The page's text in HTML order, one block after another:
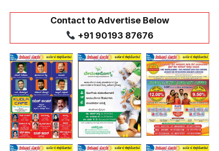
Contact to Advertise Below
+91 90193 87676